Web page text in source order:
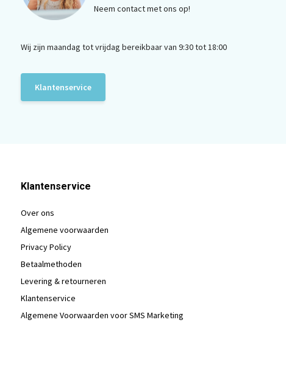
Neem contact met ons op!
Wij zijn maandag tot vrijdag bereikbaar van 9:30 tot 18:00
Klantenservice
Klantenservice
Over ons
Algemene voorwaarden
Privacy Policy
Betaalmethoden
Levering & retourneren
Klantenservice
Algemene Voorwaarden voor SMS Marketing